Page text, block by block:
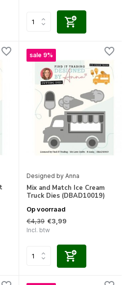
sale 9%
Designed by Anna
Mix and Match Ice Cream
Truck Dies (DBAD10019)
Op voorraad
€4,39 €3,99
Incl. btw